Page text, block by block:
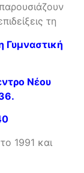
τη
Γυμναστική
Νέου
1991 και